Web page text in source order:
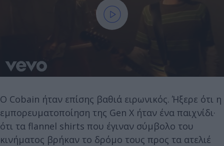
Ο Cobain ήταν επίσης βαθιά ειρωνικός. Ήξερε ότι η
εμπορευματοποίηση της Gen X ήταν ένα παιχνίδι·
ότι τα flannel shirts που έγιναν σύμβολο του
κινήματος βρήκαν το δρόμο τους προς τα ατελιέ